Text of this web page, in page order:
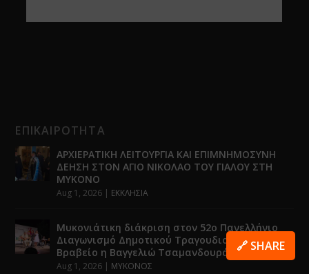
ΕΠΙΚΑΙΡΟΤΗΤΑ
ΑΡΧΙΕΡΑΤΙΚΗ ΛΕΙΤΟΥΡΓΙΑ ΚΑΙ ΕΠΙΜΝΗΜΟΣΥΝΗ
ΔΕΗΣΗ ΣΤΟΝ ΑΓΙΟ ΝΙΚΟΛΑΟ ΤΟΥ ΓΙΑΛΟΥ ΣΤΗ
ΜΥΚΟΝΟ
Aug 1, 2026 | ΕΚΚΛΗΣΙΑ
Μυκονιάτικη διάκριση στον 52ο Πανελλήνιο
Διαγωνισμό Δημοτικού Τραγουδιού – 3ο
Βραβείο η Βαγγελιώ Τσαμανδουράκη
Aug 1, 2026 | ΜΥΚΟΝΟΣ
🔗 SHARE